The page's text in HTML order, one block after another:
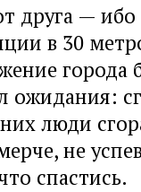
друга —
в 30
города
люди
не
спастись.